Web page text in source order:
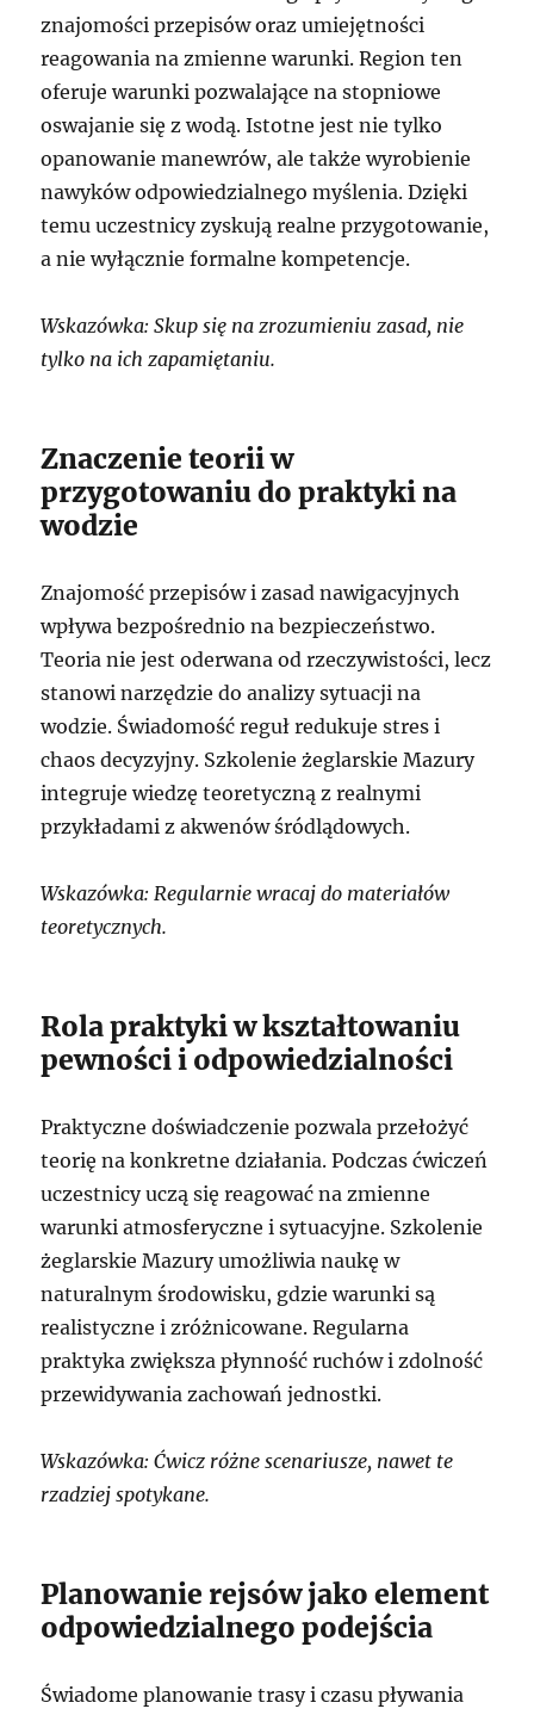
znajomości przepisów oraz umiejętności
reagowania na zmienne warunki. Region ten
oferuje warunki pozwalające na stopniowe
oswajanie się z wodą. Istotne jest nie tylko
opanowanie manewrów, ale także wyrobienie
nawyków odpowiedzialnego myślenia. Dzięki
temu uczestnicy zyskują realne przygotowanie,
a nie wyłącznie formalne kompetencje.
Wskazówka: Skup się na zrozumieniu zasad, nie
tylko na ich zapamiętaniu.
Znaczenie teorii w
przygotowaniu do praktyki na
wodzie
Znajomość przepisów i zasad nawigacyjnych
wpływa bezpośrednio na bezpieczeństwo.
Teoria nie jest oderwana od rzeczywistości, lecz
stanowi narzędzie do analizy sytuacji na
wodzie. Świadomość reguł redukuje stres i
chaos decyzyjny. Szkolenie żeglarskie Mazury
integruje wiedzę teoretyczną z realnymi
przykładami z akwenów śródlądowych.
Wskazówka: Regularnie wracaj do materiałów
teoretycznych.
Rola praktyki w kształtowaniu
pewności i odpowiedzialności
Praktyczne doświadczenie pozwala przełożyć
teorię na konkretne działania. Podczas ćwiczeń
uczestnicy uczą się reagować na zmienne
warunki atmosferyczne i sytuacyjne. Szkolenie
żeglarskie Mazury umożliwia naukę w
naturalnym środowisku, gdzie warunki są
realistyczne i zróżnicowane. Regularna
praktyka zwiększa płynność ruchów i zdolność
przewidywania zachowań jednostki.
Wskazówka: Ćwicz różne scenariusze, nawet te
rzadziej spotykane.
Planowanie rejsów jako element
odpowiedzialnego podejścia
Świadome planowanie trasy i czasu pływania